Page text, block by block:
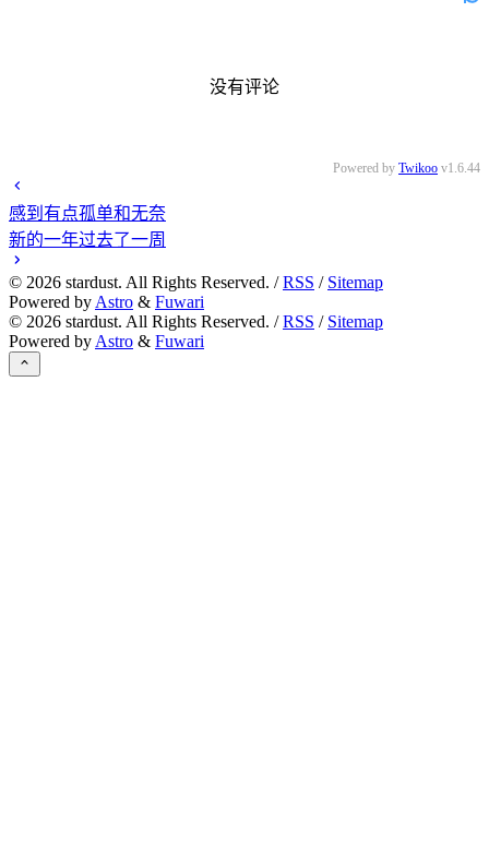
没有评论
Powered by Twikoo v1.6.44
感到有点孤单和无奈
新的一年过去了一周
© 2026 stardust. All Rights Reserved. /RSS / Sitemap
Powered by Astro & Fuwari
© 2026 stardust. All Rights Reserved. /RSS / Sitemap
Powered by Astro & Fuwari